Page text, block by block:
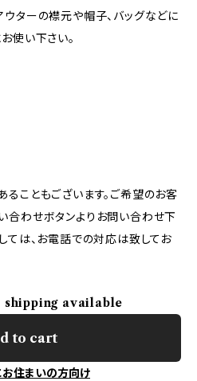
ターの襟元や帽子、バッグなどに
使い下さい。
こともございます。ご希望のお客
合わせボタンよりお問い合わせ下
ては、お電話での対応は致してお
available
to cart
住まいの方向け